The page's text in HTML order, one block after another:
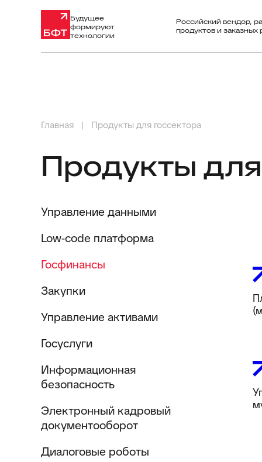
Будущее
формируют
технологии
Российский вендор,
продуктов и
Главная Продукты для госсектора
Продукты
Управление данными
Low-code платформа
Госфинансы
Закупки
Управление активами
Госуслуги
Информационная
безопасность
Электронный кадровый
документооборот
Диалоговые роботы